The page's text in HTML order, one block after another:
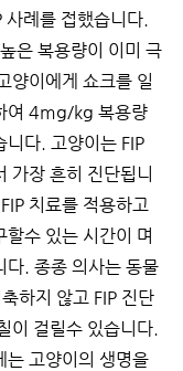
례를 접했습니다.
은 복용량이 이미 극
양이에게 쇼크를 일
여 4mg/kg 복용량
니다. 고양이는 FIP
가장 흔히 진단됩니
치료를 적용하고
할수 있는 시간이 며
다. 종종 의사는 동물
하지 않고 FIP 진단
이 걸릴수 있습니다.
는 고양이의 생명을